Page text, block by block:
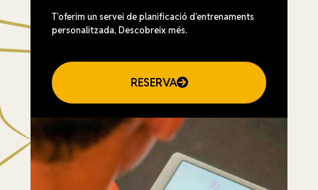
T’oferim un servei de planificació d’entrenaments
personalitzada, Descobreix més.
RESERVA